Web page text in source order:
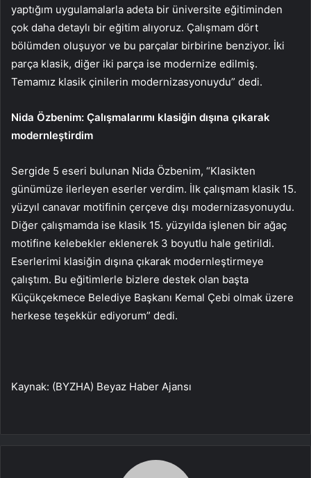
yaptığım uygulamalarla adeta bir üniversite eğitiminden
çok daha detaylı bir eğitim alıyoruz. Çalışmam dört
bölümden oluşuyor ve bu parçalar birbirine benziyor. İki
parça klasik, diğer iki parça ise modernize edilmiş.
Temamız klasik çinilerin modernizasyonuydu” dedi.
Nida Özbenim: Çalışmalarımı klasiğin dışına çıkarak
modernleştirdim
Sergide 5 eseri bulunan Nida Özbenim, “Klasikten
günümüze ilerleyen eserler verdim. İlk çalışmam klasik 15.
yüzyıl canavar motifinin çerçeve dışı modernizasyonuydu.
Diğer çalışmamda ise klasik 15. yüzyılda işlenen bir ağaç
motifine kelebekler eklenerek 3 boyutlu hale getirildi.
Eserlerimi klasiğin dışına çıkarak modernleştirmeye
çalıştım. Bu eğitimlerle bizlere destek olan başta
Küçükçekmece Belediye Başkanı Kemal Çebi olmak üzere
herkese teşekkür ediyorum” dedi.
Kaynak: (BYZHA) Beyaz Haber Ajansı